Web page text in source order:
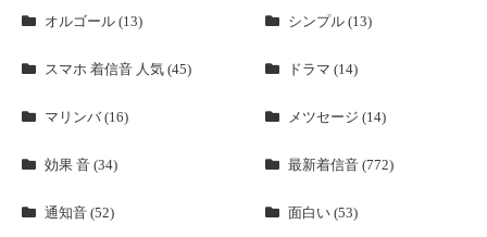
オルゴール (13) シンプル (13)
スマホ 着信音 人気 (45) ドラマ (14)
マリンバ (16) メツセージ (14)
効果 音 (34) 最新着信音 (772)
通知音 (52) 面白い (53)